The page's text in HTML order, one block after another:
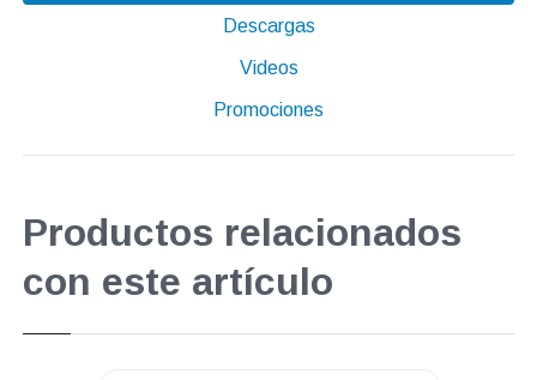
Descargas
Videos
Promociones
Productos relacionados
con este artículo